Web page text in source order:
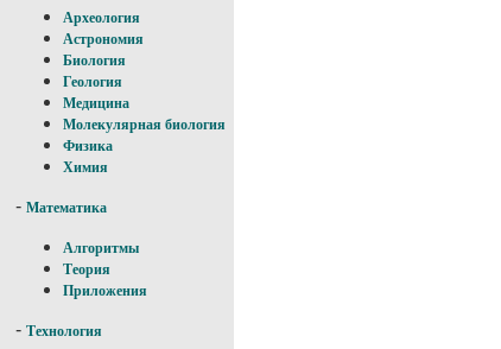
Археология
Астрономия
Биология
Геология
Медицина
Молекулярная биология
Физика
Химия
- Математика
Алгоритмы
Теория
Приложения
- Технология